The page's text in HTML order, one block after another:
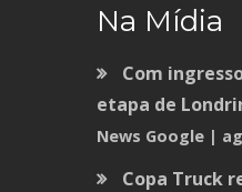
Na Mídia
Com
etapa de
News Google
Copa Truck